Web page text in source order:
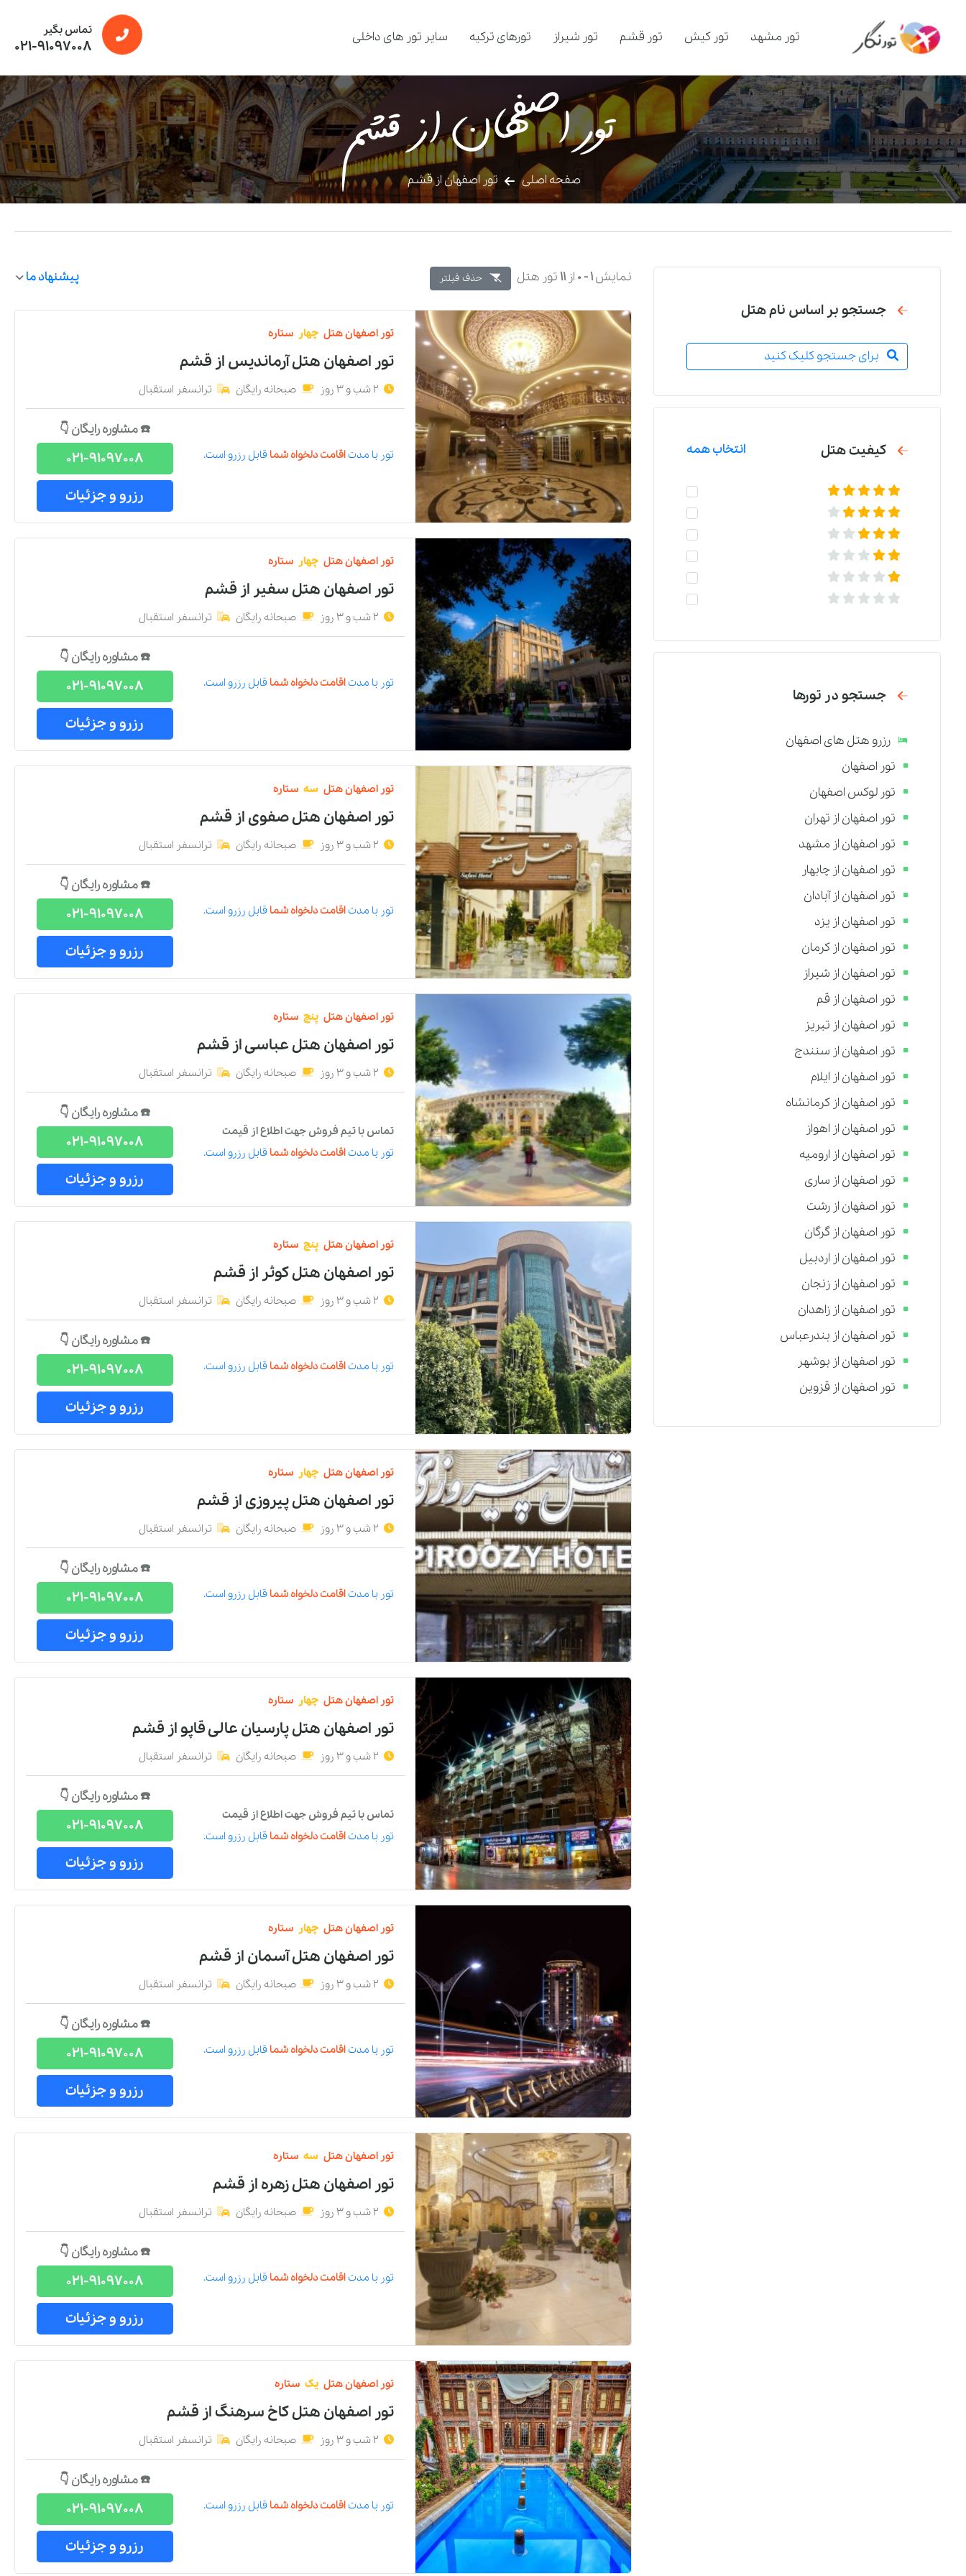
تور مشهد تور کیش تور قشم تور شیراز تورهای ترکیه سایر تور های داخلی تماس بگیر
021-91097008
تور اصفهان از قشم
صفحه اصلی تور اصفهان از قشم
جستجو بر اساس نام هتل
برای جستجو کلیک کنید
کیفیت هتل انتخاب همه
جستجو در تورها
رزرو هتل های اصفهان
تور اصفهان
تور لوکس اصفهان
تور اصفهان از تهران
تور اصفهان از مشهد
تور اصفهان از چابهار
تور اصفهان از آبادان
تور اصفهان از یزد
تور اصفهان از کرمان
تور اصفهان از شیراز
تور اصفهان از قم
تور اصفهان از تبریز
تور اصفهان از سنندج
تور اصفهان از ایلام
تور اصفهان از کرمانشاه
تور اصفهان از اهواز
تور اصفهان از ارومیه
تور اصفهان از ساری
تور اصفهان از رشت
تور اصفهان از گرگان
تور اصفهان از اردبیل
تور اصفهان از زنجان
تور اصفهان از زاهدان
تور اصفهان از بندرعباس
تور اصفهان از بوشهر
تور اصفهان از قزوین
نمایش1 -
0 از 11 تور هتل حذف فیلتر پیشنهاد ما
تور اصفهانهتل چهار ستاره
تور اصفهان هتل آرماندیس از قشم
2 شب و 3 روز صبحانه رایگان ترانسفر استقبال
تور با مدتاقامت دلخواه شما قابل رزرو است.
☎️ مشاوره رایگان 👇
021-91097008
رزرو و جزئیات
تور اصفهانهتل چهار ستاره
تور اصفهان هتل سفیر از قشم
2 شب و 3 روز صبحانه رایگان ترانسفر استقبال
تور با مدتاقامت دلخواه شما قابل رزرو است.
☎️ مشاوره رایگان 👇
021-91097008
رزرو و جزئیات
تور اصفهانهتل سه ستاره
تور اصفهان هتل صفویاز قشم
2 شب و 3 روز صبحانه رایگان ترانسفر استقبال
تور با مدتاقامت دلخواه شما قابل رزرو است.
☎️ مشاوره رایگان 👇
021-91097008
رزرو و جزئیات
تور اصفهانهتل پنج ستاره
تور اصفهان هتل عباسیاز قشم
2 شب و 3 روز صبحانه رایگان ترانسفر استقبال
تماس با تیم فروش جهت اطلاع از قیمت
تور با مدتاقامت دلخواه شما قابل رزرو است.
☎️ مشاوره رایگان 👇
021-91097008
رزرو و جزئیات
تور اصفهانهتل پنج ستاره
تور اصفهان هتل کوثر از قشم
2 شب و 3 روز صبحانه رایگان ترانسفر استقبال
تور با مدتاقامت دلخواه شما قابل رزرو است.
☎️ مشاوره رایگان 👇
021-91097008
رزرو و جزئیات
تور اصفهانهتل چهار ستاره
تور اصفهان هتل پیروزیاز قشم
2 شب و 3 روز صبحانه رایگان ترانسفر استقبال
تور با مدتاقامت دلخواه شما قابل رزرو است.
☎️ مشاوره رایگان 👇
021-91097008
رزرو و جزئیات
تور اصفهانهتل چهار ستاره
تور اصفهان هتل پارسیان عالی قاپو از قشم
2 شب و 3 روز صبحانه رایگان ترانسفر استقبال
تماس با تیم فروش جهت اطلاع از قیمت
تور با مدتاقامت دلخواه شما قابل رزرو است.
☎️ مشاوره رایگان 👇
021-91097008
رزرو و جزئیات
تور اصفهانهتل چهار ستاره
تور اصفهان هتل آسمان از قشم
2 شب و 3 روز صبحانه رایگان ترانسفر استقبال
تور با مدتاقامت دلخواه شما قابل رزرو است.
☎️ مشاوره رایگان 👇
021-91097008
رزرو و جزئیات
تور اصفهانهتل سه ستاره
تور اصفهان هتل زهره از قشم
2 شب و 3 روز صبحانه رایگان ترانسفر استقبال
تور با مدتاقامت دلخواه شما قابل رزرو است.
☎️ مشاوره رایگان 👇
021-91097008
رزرو و جزئیات
تور اصفهانهتل یک ستاره
تور اصفهان هتل کاخ سرهنگ از قشم
2 شب و 3 روز صبحانه رایگان ترانسفر استقبال
تور با مدتاقامت دلخواه شما قابل رزرو است.
☎️ مشاوره رایگان 👇
021-91097008
رزرو و جزئیات